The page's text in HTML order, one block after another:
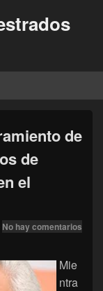
de
de
el
No hay comentarios
Mie
ntra